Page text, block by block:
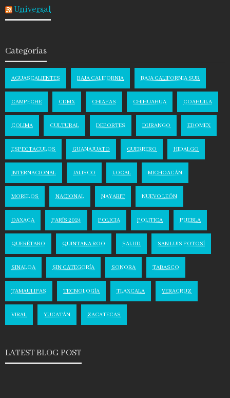
Universal
Categorías
AGUASCALIENTES BAJA CALIFORNIA BAJA CALIFORNIA SUR
CAMPECHE CDMX CHIAPAS CHIHUAHUA COAHUILA
COLIMA CULTURAL DEPORTES DURANGO EDOMEX
ESPECTACULOS GUANAJUATO GUERRERO HIDALGO
INTERNACIONAL JALISCO LOCAL MICHOACÁN
MORELOS NACIONAL NAYARIT NUEVO LEÓN
OAXACA PARÍS 2024 POLICIA POLITICA PUEBLA
QUERÉTARO QUINTANA ROO SALUD SAN LUIS POTOSÍ
SINALOA SIN CATEGORÍA SONORA TABASCO
TAMAULIPAS TECNOLOGÍA TLAXCALA VERACRUZ
VIRAL YUCATÁN ZACATECAS
LATEST BLOG POST